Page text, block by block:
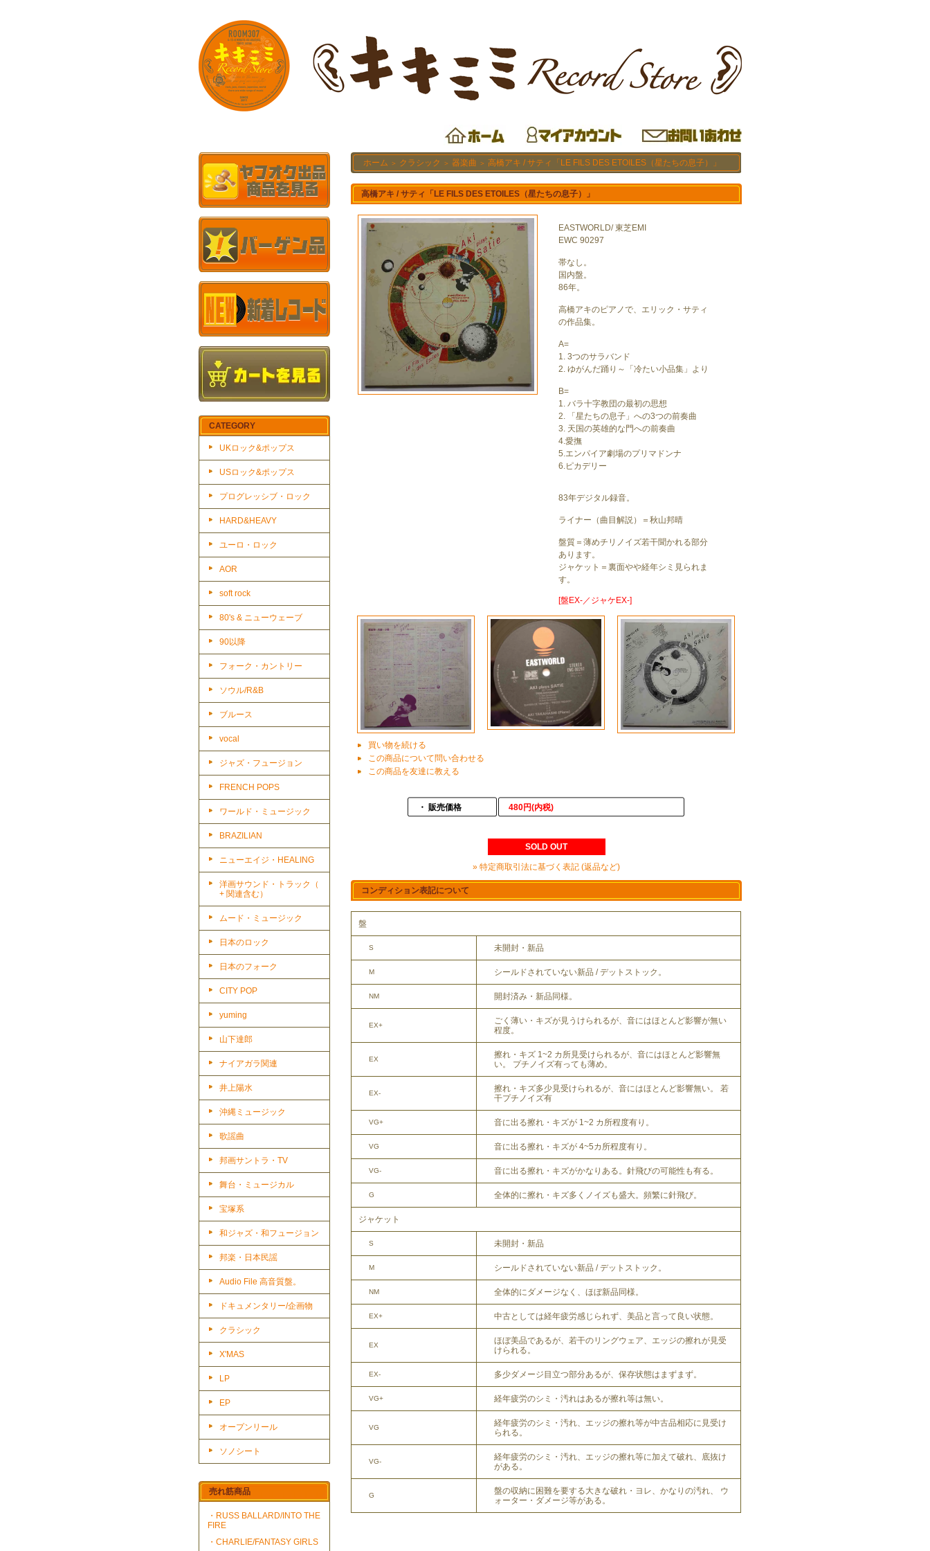
CATEGORY
UKロック&ポップス
USロック&ポップス
プログレッシブ・ロック
HARD&HEAVY
ユーロ・ロック
AOR
soft rock
80's & ニューウェーブ
90以降
フォーク・カントリー
ソウル/R&B
ブルース
vocal
ジャズ・フュージョン
FRENCH POPS
ワールド・ミュージック
BRAZILIAN
ニューエイジ・HEALING
洋画サウンド・トラック（
+ 関連含む）
ムード・ミュージック
日本のロック
日本のフォーク
CITY POP
yuming
山下達郎
ナイアガラ関連
井上陽水
沖縄ミュージック
歌謡曲
邦画サントラ・TV
舞台・ミュージカル
宝塚系
和ジャズ・和フュージョン
邦楽・日本民謡
Audio File 高音質盤。
ドキュメンタリー/企画物
クラシック
X'MAS
LP
EP
オープンリール
ソノシート
売れ筋商品
・RUSS BALLARD/INTO THE
FIRE
・CHARLIE/FANTASY GIRLS
ホーム ＞ クラシック ＞ 器楽曲 ＞ 高橋アキ / サティ「LE FILS DES ETOILES（星たちの息子）」
高橋アキ / サティ「LE FILS DES ETOILES（星たちの息子）」
EASTWORLD/ 東芝EMI
EWC 90297
帯なし。
国内盤。
86年。
高橋アキのピアノで、エリック・サティ
の作品集。
A=
1. 3つのサラバンド
2. ゆがんだ踊り～「冷たい小品集」より
B=
1. バラ十字教団の最初の思想
2. 「星たちの息子」への3つの前奏曲
3. 天国の英雄的な門への前奏曲
4.愛撫
5.エンパイア劇場のプリマドンナ
6.ピカデリー
83年デジタル録音。
ライナー（曲目解説）＝秋山邦晴
盤質＝薄めチリノイズ若干聞かれる部分
あります。
ジャケット＝裏面やや経年シミ見られま
す。
[盤EX-／ジャケEX-]
買い物を続ける
この商品について問い合わせる
この商品を友達に教える
・ 販売価格 480円(内税)
SOLD OUT
» 特定商取引法に基づく表記 (返品など)
コンディション表記について
盤
S 未開封・新品
M シールドされていない新品 / デットストック。
NM 開封済み・新品同様。
EX+
ごく薄い・キズが見うけられるが、音にはほとんど影響が無い
程度。
EX
擦れ・キズ 1~2 カ所見受けられるが、音にはほとんど影響無
い。 プチノイズ有っても薄め。
EX-
擦れ・キズ多少見受けられるが、音にはほとんど影響無い。 若
干プチノイズ有
VG+ 音に出る擦れ・キズが 1~2 カ所程度有り。
VG 音に出る擦れ・キズが 4~5カ所程度有り。
VG- 音に出る擦れ・キズがかなりある。針飛びの可能性も有る。
G 全体的に擦れ・キズ多くノイズも盛大。頻繁に針飛び。
ジャケット
S 未開封・新品
M シールドされていない新品 / デットストック。
NM 全体的にダメージなく、ほぼ新品同様。
EX+ 中古としては経年疲労感じられず、美品と言って良い状態。
EX
ほぼ美品であるが、若干のリングウェア、エッジの擦れが見受
けられる。
EX- 多少ダメージ目立つ部分あるが、保存状態はまずまず。
VG+ 経年疲労のシミ・汚れはあるが擦れ等は無い。
VG
経年疲労のシミ・汚れ、エッジの擦れ等が中古品相応に見受け
られる。
VG-
経年疲労のシミ・汚れ、エッジの擦れ等に加えて破れ、底抜け
がある。
G
盤の収納に困難を要する大きな破れ・ヨレ、かなりの汚れ、 ウ
ォーター・ダメージ等がある。